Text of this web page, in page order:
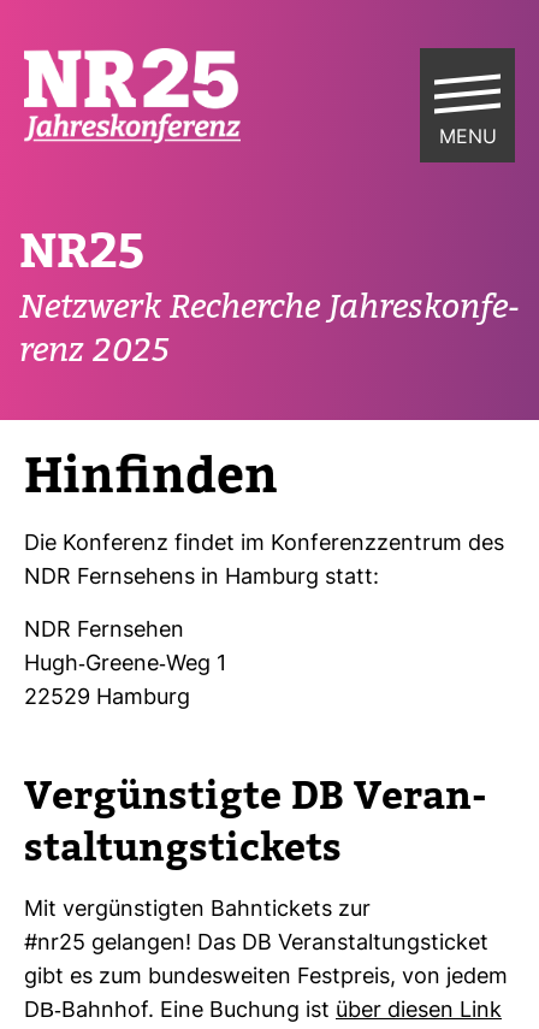
NR25
Netz­werk Recherche Jah­res­kon­fe­
renz 2025
Hin­finden
Die Kon­fe­renz findet im Kon­fe­renz­zen­trum des
NDR Fern­se­hens in Ham­burg statt:
NDR Fern­sehen
Hugh-​Greene-​Weg 1
22529 Ham­burg
Ver­güns­tigte DB Ver­an­
stal­tungs­ti­ckets
Mit ver­güns­tigten Bahn­ti­ckets zur
#nr25 gelangen! Das DB Ver­an­stal­tungs­ti­cket
gibt es zum bun­des­weiten Fest­preis, von jedem
DB-​Bahnhof. Eine Buchung ist über diesen Link
MENU